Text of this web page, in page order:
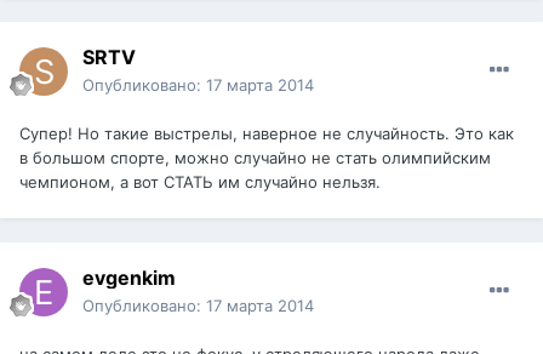
SRTV
Опубликовано: 17 марта 2014
Супер! Но такие выстрелы, наверное не случайность. Это как
в большом спорте, можно случайно не стать олимпийским
чемпионом, а вот СТАТЬ им случайно нельзя.
evgenkim
Опубликовано: 17 марта 2014